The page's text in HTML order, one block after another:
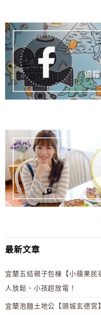
最新文章
宜蘭五結親子包棟【小蘋果
人放鬆、小孩超放電！
宜蘭泡麵土地公【頭城玄德宮